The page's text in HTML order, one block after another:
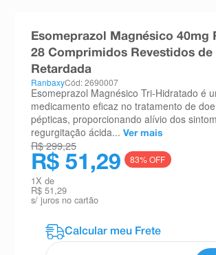
Esomeprazol Magnésico 40mg
28 Comprimidos Revestidos de
Retardada
RanbaxyCód: 2690007
Esomeprazol Magnésico Tri-Hidratado é
medicamento eficaz no tratamento de
pépticas, proporcionando alívio dos
regurgitação ácida... Ver mais
R$ 299,25
R$ 51,29 83% OFF
1X de
R$ 51,29
s/ juros no cartão
teste gravidez
ºesmalte